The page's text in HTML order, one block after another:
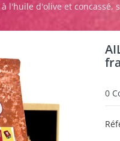
à l'huile d'olive et
0